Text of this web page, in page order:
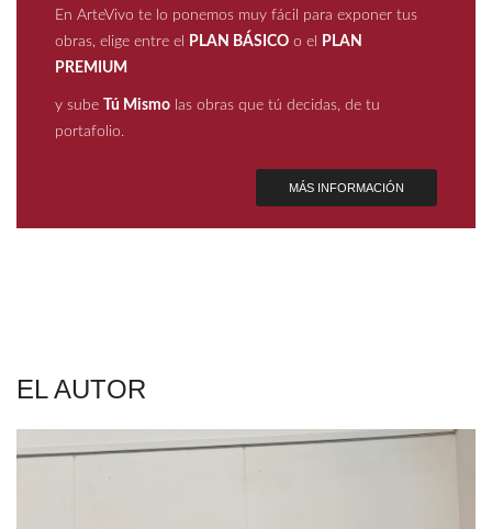
En ArteVivo te lo ponemos muy fácil para exponer tus
obras, elige entre el
PLAN BÁSICO o el
PLAN
PREMIUM
y sube Tú Mismo las obras que tú decidas, de tu
portafolio.
MÁS INFORMACIÓN
EL AUTOR